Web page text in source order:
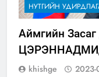
НУТГИЙН
Аймгийн
khishge 2023-